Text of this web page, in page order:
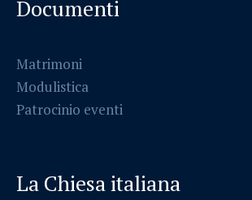
Documenti
Matrimoni
Modulistica
Patrocinio eventi
La Chiesa italiana